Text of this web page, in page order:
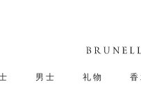
男士 礼物 香